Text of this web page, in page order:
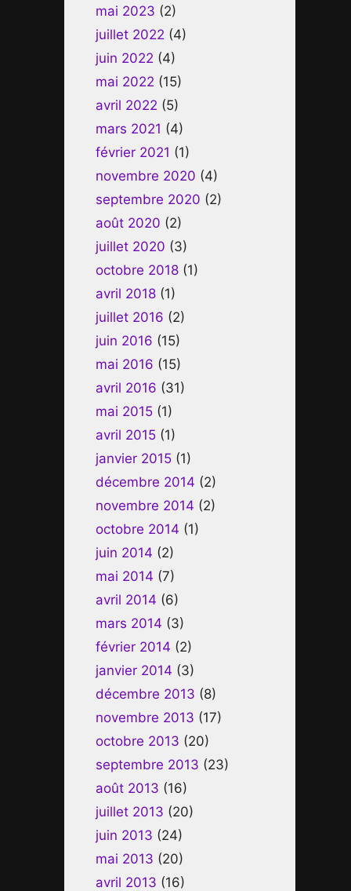
mai 2023 (2)
juillet 2022 (4)
juin 2022 (4)
mai 2022 (15)
avril 2022 (5)
mars 2021 (4)
février 2021 (1)
novembre 2020 (4)
septembre 2020 (2)
août 2020 (2)
juillet 2020 (3)
octobre 2018 (1)
avril 2018 (1)
juillet 2016 (2)
juin 2016 (15)
mai 2016 (15)
avril 2016 (31)
mai 2015 (1)
avril 2015 (1)
janvier 2015 (1)
décembre 2014 (2)
novembre 2014 (2)
octobre 2014 (1)
juin 2014 (2)
mai 2014 (7)
avril 2014 (6)
mars 2014 (3)
février 2014 (2)
janvier 2014 (3)
décembre 2013 (8)
novembre 2013 (17)
octobre 2013 (20)
septembre 2013 (23)
août 2013 (16)
juillet 2013 (20)
juin 2013 (24)
mai 2013 (20)
avril 2013 (16)